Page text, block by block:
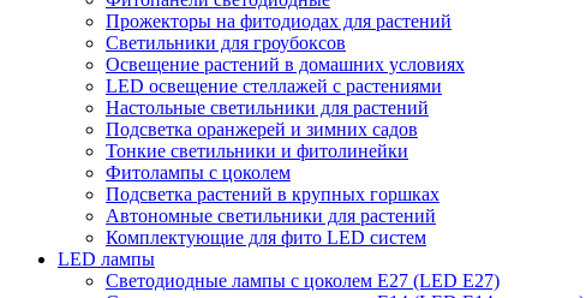
Прожекторы на фитодиодах для растений
Светильники для гроубоксов
Освещение растений в домашних условиях
LED освещение стеллажей с растениями
Настольные светильники для растений
Подсветка оранжерей и зимних садов
Тонкие светильники и фитолинейки
Фитолампы с цоколем
Подсветка растений в крупных горшках
Автономные светильники для растений
Комплектующие для фито LED систем
LED лампы
Светодиодные лампы с цоколем Е27 (LED E27)